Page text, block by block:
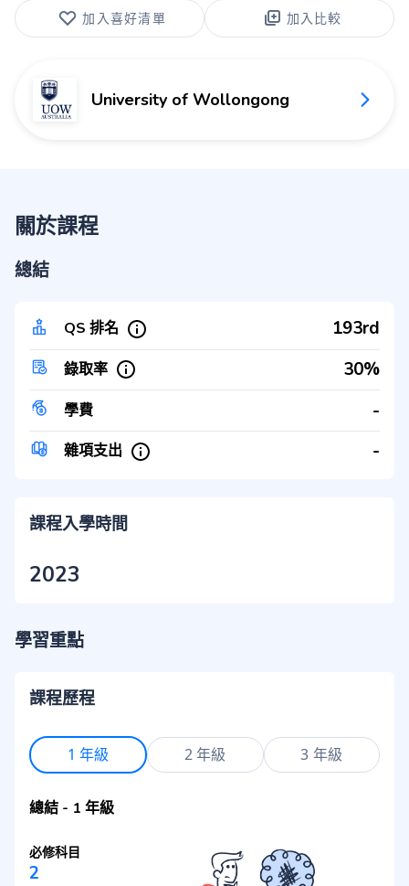
加入喜好清單 加入比較
University of Wollongong
關於課程
總結
QS 排名 193rd
錄取率 30%
學費 -
雜項支出 -
課程入學時間
2023
學習重點
課程歷程
1 年級 2 年級 3 年級
總結 - 1 年級
必修科目
2